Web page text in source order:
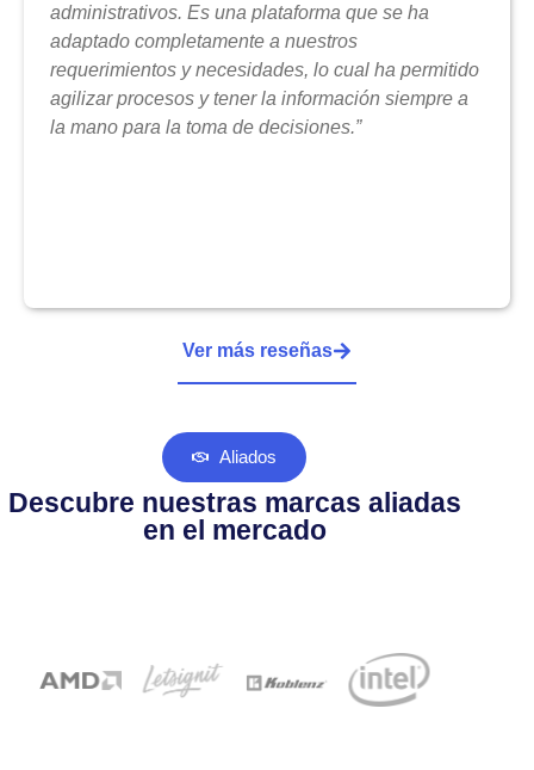
administrativos. Es una plataforma que se ha
adaptado completamente a nuestros
requerimientos y necesidades, lo cual ha permitido
agilizar procesos y tener la información siempre a
la mano para la toma de decisiones.”
Ver más reseñas
Aliados
Descubre nuestras marcas aliadas
en el mercado